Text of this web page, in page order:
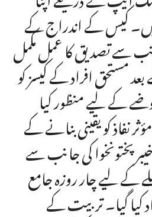
کیس کے اندراج کے
سے تصدیق کا عمل مکمل
مستحق افراد کے کیسز کو
کے لیے منظور کیا
نفاذ کو یقینی بنانے کے
پختونخوا کی جانب سے
کے لیے چار روزہ جامع
کیا گیا۔ تربیت کے